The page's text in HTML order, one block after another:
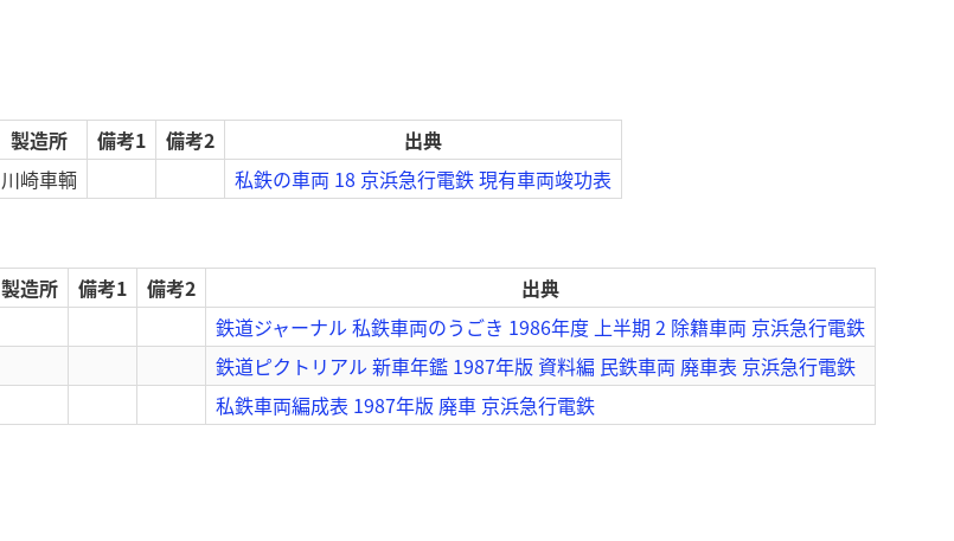
製造所 備考1 備考2
出典
川崎車輌 私鉄の車両 18 京浜急行電鉄 現有車両竣功表
製造所 備考1 備考2
出典
鉄道ジャーナル 私鉄車両のうごき 1986年度 上半期 2 除籍車両 京浜急行電鉄
鉄道ピクトリアル 新車年鑑 1987年版 資料編 民鉄車両 廃車表 京浜急行電鉄
私鉄車両編成表 1987年版 廃車 京浜急行電鉄